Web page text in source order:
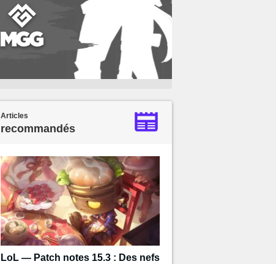
Articles
recommandés
LoL — Patch notes 15.3 : Des nefs